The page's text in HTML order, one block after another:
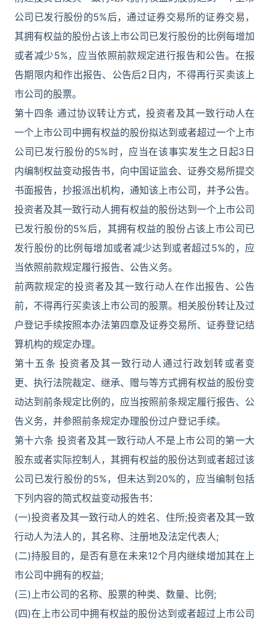
公司已发行股份的5%后，通过证券交易所的证券交易，
其拥有权益的股份占该上市公司已发行股份的比例每增加
或者减少5%，应当依照前款规定进行报告和公告。在报
告期限内和作出报告、公告后2日内，不得再行买卖该上
市公司的股票。
第十四条 通过协议转让方式，投资者及其一致行动人在
一个上市公司中拥有权益的股份拟达到或者超过一个上市
公司已发行股份的5%时，应当在该事实发生之日起3日
内编制权益变动报告书，向中国证监会、证券交易所提交
书面报告，抄报派出机构，通知该上市公司，并予公告。
投资者及其一致行动人拥有权益的股份达到一个上市公司
已发行股份的5%后，其拥有权益的股份占该上市公司已
发行股份的比例每增加或者减少达到或者超过5%的，应
当依照前款规定履行报告、公告义务。
前两款规定的投资者及其一致行动人在作出报告、公告
前，不得再行买卖该上市公司的股票。相关股份转让及过
户登记手续按照本办法第四章及证券交易所、证券登记结
算机构的规定办理。
第十五条 投资者及其一致行动人通过行政划转或者变
更、执行法院裁定、继承、赠与等方式拥有权益的股份变
动达到前条规定比例的，应当按照前条规定履行报告、公
告义务，并参照前条规定办理股份过户登记手续。
第十六条 投资者及其一致行动人不是上市公司的第一大
股东或者实际控制人，其拥有权益的股份达到或者超过该
公司已发行股份的5%，但未达到20%的，应当编制包括
下列内容的简式权益变动报告书：
(一)投资者及其一致行动人的姓名、住所;投资者及其一致
行动人为法人的，其名称、注册地及法定代表人;
(二)持股目的，是否有意在未来12个月内继续增加其在上
市公司中拥有的权益;
(三)上市公司的名称、股票的种类、数量、比例;
(四)在上市公司中拥有权益的股份达到或者超过上市公司